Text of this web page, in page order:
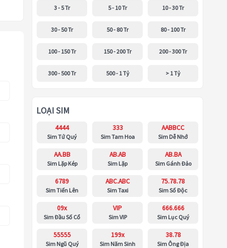
3 - 5 Tr 5 - 10 Tr 10 - 30 Tr
30 - 50 Tr 50 - 80 Tr 80 - 100 Tr
100 - 150 Tr 150 - 200 Tr 200 - 300 Tr
300 - 500 Tr 500 - 1 Tỷ > 1 Tỷ
LOẠI SIM
4444
Sim Tứ Quý
333
Sim Tam Hoa
AABBCC
Sim Dễ Nhớ
AA.BB
Sim Lặp Kép
AB.AB
Sim Lặp
AB.BA
Sim Gánh Đảo
6789
Sim Tiến Lên
ABC.ABC
Sim Taxi
75.78.78
Sim Số Độc
09x
Sim Đầu Số Cổ
VIP
Sim VIP
666.666
Sim Lục Quý
55555
Sim Ngũ Quý
199x
Sim Năm Sinh
38.78
Sim Ông Địa